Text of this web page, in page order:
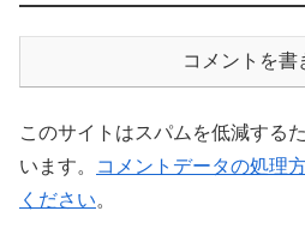
コメントを書
このサイトはスパムを低減する
います。
コメントデータの処理
ください。